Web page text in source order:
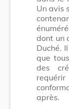
Un avis
dont un
Duché.
que
des
après.